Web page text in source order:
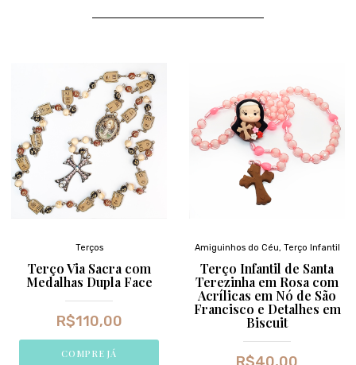
Terços
Terço Via Sacra com
Medalhas Dupla Face
R$110,00
COMPRE JÁ
Amiguinhos do Céu, Terço Infantil
Terço Infantil de Santa
Terezinha em Rosa com
Acrílicas em Nó de São
Francisco e Detalhes em
Biscuit